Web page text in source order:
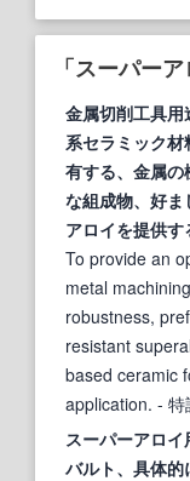
「スーパー
金属切削工具
系セラミック
有する、金属
な組成物、好
アロイを提供す
To provide an
metal
robustness,
resistant
based ceramic
application. - 特
スーパーアロイ
バルト、具体的